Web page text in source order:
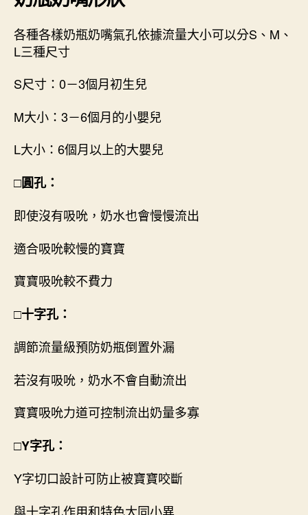
各種各樣奶瓶奶嘴氣孔依據流量大小可以分S、M、
L三種尺寸
S尺寸：0－3個月初生兒
M大小：3－6個月的小嬰兒
L大小：6個月以上的大嬰兒
□圓孔：
即使沒有吸吮，奶水也會慢慢流出
適合吸吮較慢的寶寶
寶寶吸吮較不費力
□十字孔：
調節流量級預防奶瓶倒置外漏
若沒有吸吮，奶水不會自動流出
寶寶吸吮力道可控制流出奶量多寡
□Y字孔：
Y字切口設計可防止被寶寶咬斷
與十字孔作用和特色大同小異